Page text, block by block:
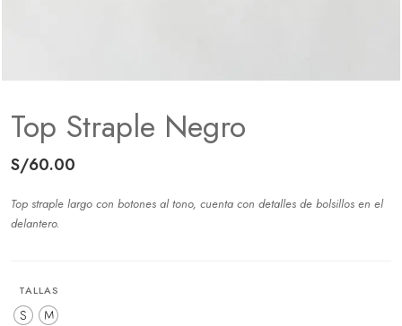
Top Straple Negro
S/60.00
Top straple largo con botones al tono, cuenta con detalles de bolsillos en el
delantero.
TALLAS
S M